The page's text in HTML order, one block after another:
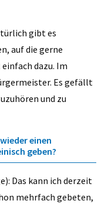
gibt es
auf die gerne
dazu. Im
Es gefällt
und zu
einen
geben?
Das kann ich derzeit
mehrfach gebeten,